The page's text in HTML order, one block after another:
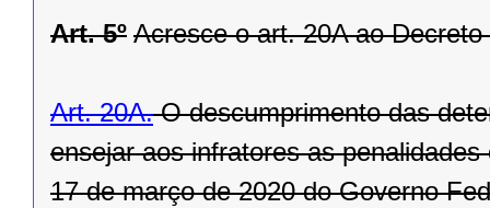
Art. 5º Acresce o art. 20A ao
Art. 20A.O descumprimento das
ensejar aos infratores as
17 de março de 2020 do Governo